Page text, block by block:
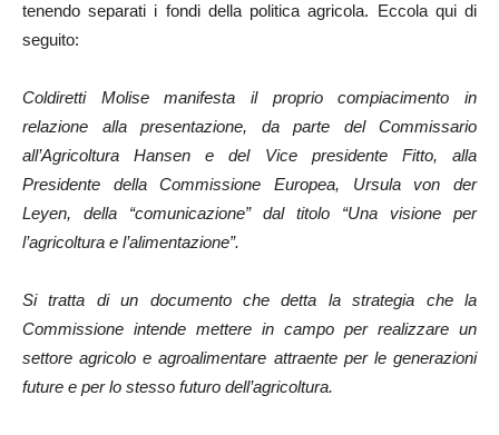
tenendo separati i fondi della politica agricola. Eccola qui di
seguito:
Coldiretti Molise manifesta il proprio compiacimento in
relazione alla presentazione, da parte del Commissario
all’Agricoltura Hansen e del Vice presidente Fitto, alla
Presidente della Commissione Europea, Ursula von der
Leyen, della “comunicazione” dal titolo “Una visione per
l’agricoltura e l’alimentazione”.
Si tratta di un documento che detta la strategia che la
Commissione intende mettere in campo per realizzare un
settore agricolo e agroalimentare attraente per le generazioni
future e per lo stesso futuro dell’agricoltura.